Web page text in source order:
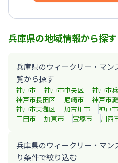
兵庫県の地域情報から探す
兵庫県のウィークリー・マ
覧から探す
神戸市 神戸市中央区 神戸市
神戸市長田区
尼崎市 神戸市
神戸市東灘区
加古川市 神戸
三田市
加東市 宝塚市 川西
兵庫県のウィークリー・マ
り条件で絞り込む